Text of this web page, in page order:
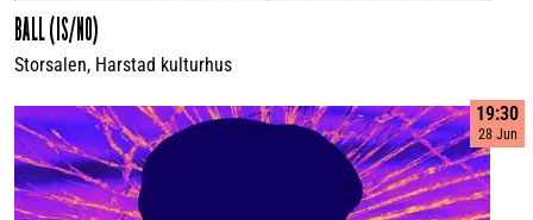
BALL (IS/NO)
Storsalen, Harstad kulturhus
19:30
28 Jun